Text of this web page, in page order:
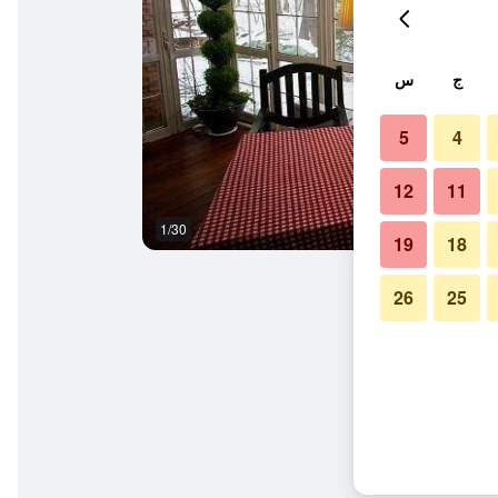
1/30
بوراري
ج س
4
5
11
12
18
19
25
26